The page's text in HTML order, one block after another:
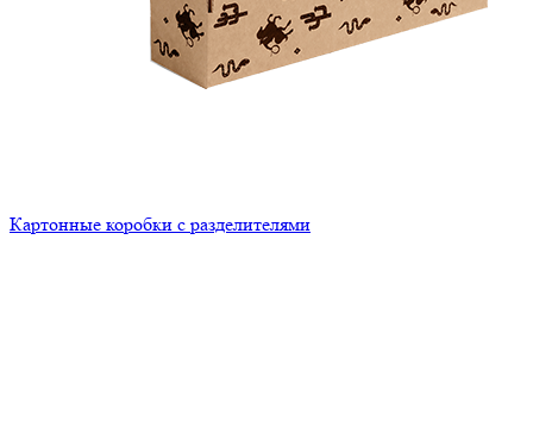
Картонные коробки с разделителями